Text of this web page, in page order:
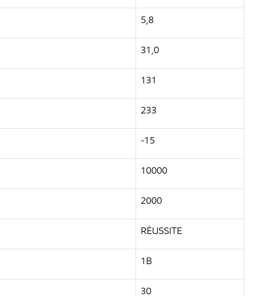
5,8
31,0
131
233
-15
10000
2000
RÉUSSITE
1B
30